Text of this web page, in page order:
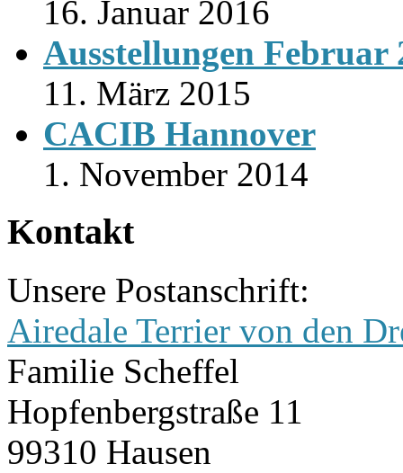
16. Januar 2016
Ausstellungen Februar
11. März 2015
CACIB Hannover
1. November 2014
Kontakt
Unsere Postanschrift:
Airedale Terrier von den
Familie Scheffel
Hopfenbergstraße 11
99310 Hausen